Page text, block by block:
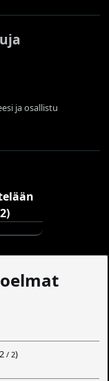
ja osallistu
2 / 2)